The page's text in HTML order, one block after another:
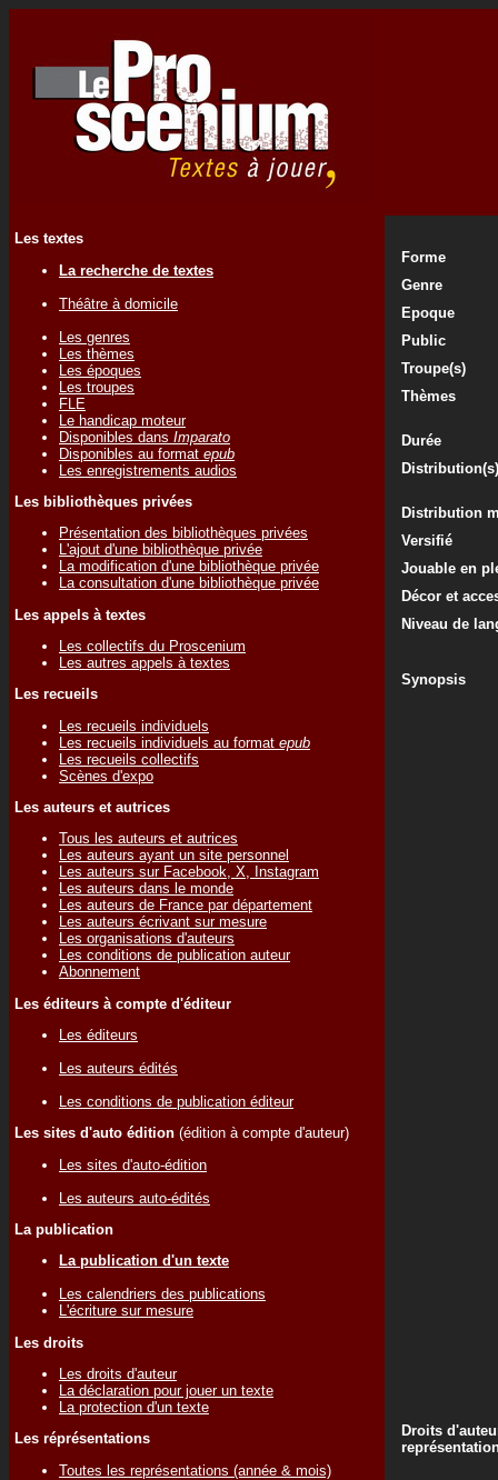
Les textes
La recherche de textes
Théâtre à domicile
Les genres
Les thèmes
Les époques
Les troupes
FLE
Le handicap moteur
Disponibles dans Imparato
Disponibles au format epub
Les enregistrements audios
Les bibliothèques privées
Présentation des bibliothèques privées
L'ajout d'une bibliothèque privée
La modification d'une bibliothèque privée
La consultation d'une bibliothèque privée
Les appels à textes
Les collectifs du Proscenium
Les autres appels à textes
Les recueils
Les recueils individuels
Les recueils individuels au format epub
Les recueils collectifs
Scènes d'expo
Les auteurs et autrices
Tous les auteurs et autrices
Les auteurs ayant un site personnel
Les auteurs sur Facebook, X, Instagram
Les auteurs dans le monde
Les auteurs de France par département
Les auteurs écrivant sur mesure
Les organisations d'auteurs
Les conditions de publication auteur
Abonnement
Les éditeurs à compte d'éditeur
Les éditeurs
Les auteurs édités
Les conditions de publication éditeur
Les sites d'auto édition (édition à compte d'auteur)
Les sites d'auto-édition
Les auteurs auto-édités
La publication
La publication d'un texte
Les calendriers des publications
L'écriture sur mesure
Les droits
Les droits d'auteur
La déclaration pour jouer un texte
La protection d'un texte
Les réprésentations
Toutes les représentations (année & mois)
Forme
Genre
Epoque
Public
Troupe(s)
Thèmes
Durée
Distribution(s)
Distribution
Versifié
Jouable en
Décor et
Niveau de
Synopsis
Droits